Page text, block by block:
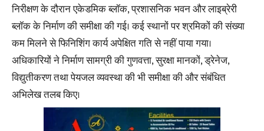
निरीक्षण के दौरान एकेडमिक ब्लॉक, प्रशासनिक भवन और लाइब्रेरी
ब्लॉक के निर्माण की समीक्षा की गई। कई स्थानों पर श्रमिकों की संख्या
कम मिलने से फिनिशिंग कार्य अपेक्षित गति से नहीं पाया गया।
अधिकारियों ने निर्माण सामग्री की गुणवत्ता, सुरक्षा मानकों, ड्रेनेज,
विद्युतीकरण तथा पेयजल व्यवस्था की भी समीक्षा की और संबंधित
अभिलेख तलब किए।